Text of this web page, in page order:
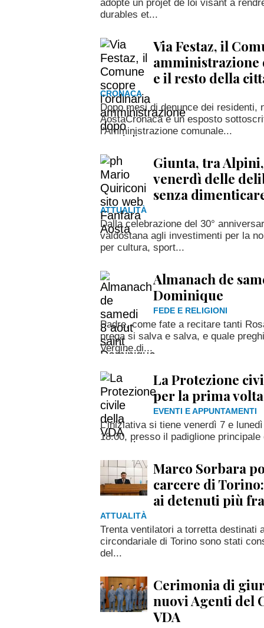
adopté un projet de loi visant à
durables et...
Via Festaz, il
amministrazione
e il resto della
CRONACA
Dopo mesi di denunce dei residenti,
AostaCronaca e un esposto
l'Amministrazione comunale...
Giunta, tra
venerdì delle
senza
ATTUALITÀ
Dalla celebrazione del 30°
valdostana agli investimenti per la
per cultura, sport...
Almanach de
Dominique
FEDE E RELIGIONI
Padre, come fate a recitare tanti
prega si salva e salva, e quale
Vergine di...
La Protezione
per la prima
EVENTI E APPUNTAMENTI
L'iniziativa si tiene venerdì 7 e
18.00, presso il padiglione
Marco Sorbara
carcere di
ai detenuti più
ATTUALITÀ
Trenta ventilatori a torretta destinati
circondariale di Torino sono stati
del...
Cerimonia di
nuovi Agenti del
VDA